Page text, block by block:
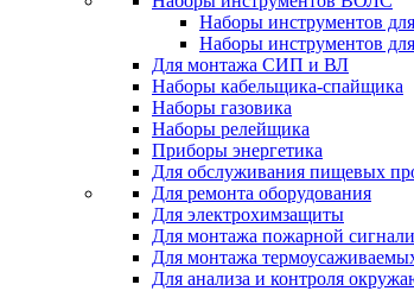
Наборы инструментов
Наборы инструментов
Для монтажа СИП и ВЛ
Наборы кабельщика-спайщика
Наборы газовика
Наборы релейщика
Приборы энергетика
Для обслуживания пищевых
Для ремонта оборудования
Для электрохимзащиты
Для монтажа пожарной
Для монтажа
Для анализа и контроля